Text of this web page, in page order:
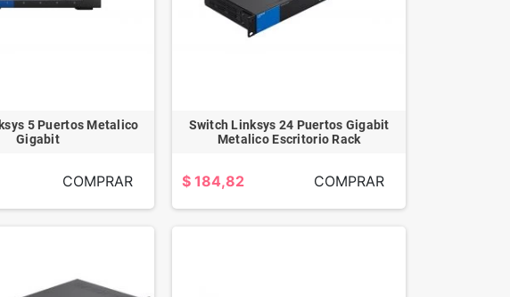
5 Puertos Metalico
Gigabit
COMPRAR
Switch Linksys 24 Puertos Gigabit
Metalico Escritorio Rack
$ 184,82 COMPRAR